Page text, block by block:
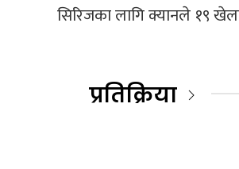
सिरिजका लागि क्यानले १९
प्रतिक्रिया